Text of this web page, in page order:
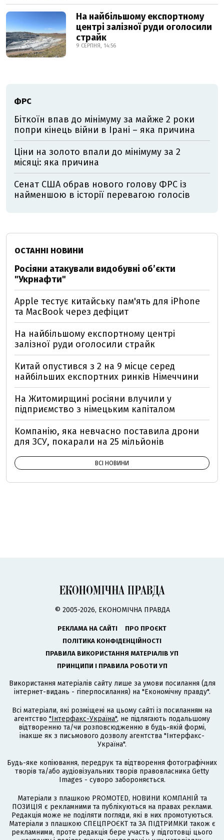
На найбільшому експортному
центрі залізної руди оголосили
страйк
9 СЕРПНЯ, 14:56
ФРС
Біткоїн впав до мінімуму за майже 2 роки
попри кінець війни в Ірані – яка причина
Ціни на золото впали до мінімуму за 2
місяці: яка причина
Сенат США обрав нового голову ФРС із
найменшою в історії перевагою голосів
ОСТАННІ НОВИНИ
Росіяни атакували видобувні обʼєкти
"Укрнафти"
Apple тестує китайську пам'ять для iPhone
та MacBook через дефіцит
На найбільшому експортному центрі
залізної руди оголосили страйк
Китай опустився з 2 на 9 місце серед
найбільших експортних ринків Німеччини
На Житомирщині росіяни влучили у
підприємство з німецьким капіталом
Компанію, яка невчасно поставила дрони
для ЗСУ, покарали на 25 мільйонів
ВСІ НОВИНИ
© 2005-2026, ЕКОНОМІЧНА ПРАВДА
РЕКЛАМА НА САЙТІ
ПРО ПРОЄКТ
ПОЛІТИКА КОНФІДЕНЦІЙНОСТІ
ПРАВИЛА ВИКОРИСТАННЯ МАТЕРІАЛІВ УП
ПРИНЦИПИ І ПРАВИЛА РОБОТИ УП
Використання матеріалів сайту лише за умови посилання (для
інтернет-видань - гіперпосилання) на "Економічну правду".
Всі матеріали, які розміщені на цьому сайті із посиланням на
агентство "Інтерфакс-Україна", не підлягають подальшому
відтворенню та/чи розповсюдженню в будь-якій формі,
інакше як з письмового дозволу агентства "Інтерфакс-
Україна".
Будь-яке копіювання, передрук та відтворення фотографічних
творів та/або аудіовізуальних творів правовласника Getty
Images - суворо забороняється.
Матеріали з плашкою PROMOTED, НОВИНИ КОМПАНІЙ та
ПОЗИЦІЯ є рекламними та публікуються на правах реклами.
Редакція може не поділяти погляди, які в них промотуються.
Матеріали з плашкою СПЕЦПРОЄКТ та ЗА ПІДТРИМКИ також є
рекламними, проте редакція бере участь у підготовці цього